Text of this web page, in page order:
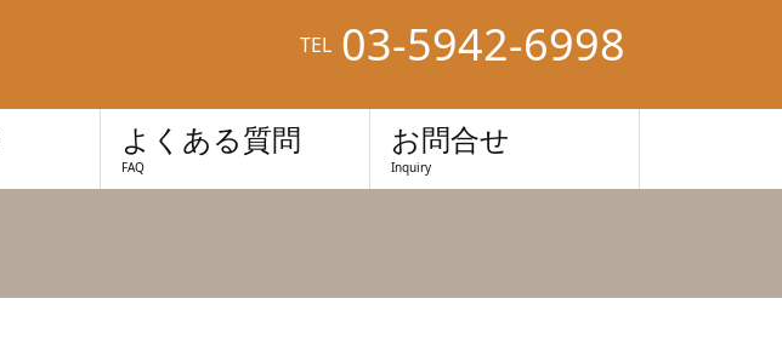
TEL 03-5942-6998
よくある質問
FAQ
お問合せ
Inquiry